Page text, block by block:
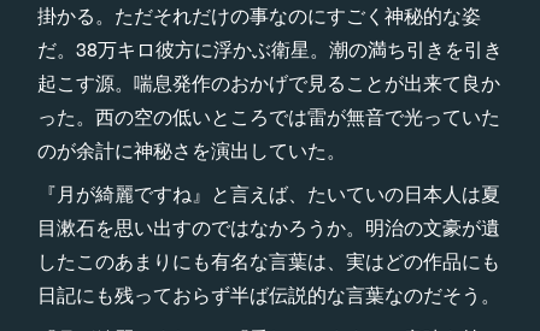
掛かる。ただそれだけの事なのにすごく神秘的な姿
だ。38万キロ彼方に浮かぶ衛星。潮の満ち引きを引き
起こす源。喘息発作のおかげで見ることが出来て良か
った。西の空の低いところでは雷が無音で光っていた
のが余計に神秘さを演出していた。
『月が綺麗ですね』と言えば、たいていの日本人は夏
目漱石を思い出すのではなかろうか。明治の文豪が遺
したこのあまりにも有名な言葉は、実はどの作品にも
日記にも残っておらず半ば伝説的な言葉なのだそう。